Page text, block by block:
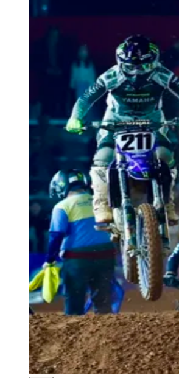
Anuncie no Portal
Publicidade Legal
Hub de Negócios
Guia Comercial
Selo Verificado
Portal Educacional
Agenda de Vestibulares
Vagas de Emprego
Panorama Econômico
Panorama Econômico
Para Sua Empresa
Anuncie no Portal
Verificar EmpresaNovo
Anunciar VagasNovo
Publicidade Legal
NBA
NFL
Fórmula 1
UFC
Tênis (ATP)
MLB
NHL
Atletismo
Vôlei
NBB